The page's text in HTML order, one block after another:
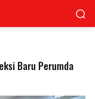
Baru Perumda